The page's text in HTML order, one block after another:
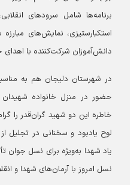
برنامه‌ها شامل سرودهای
استکبارستیزی، نمایش‌های
دانش‌آموزان شرکت‌کننده با اهدای
حضور در منزل خانواده
خاطره این دو شهید گران‌قدر را
لوح یادبود و سخنانی در تجلیل از
یاد شهدا به‌ویژه برای نسل جوان
نسل امروز با آرمان‌های شهدا و